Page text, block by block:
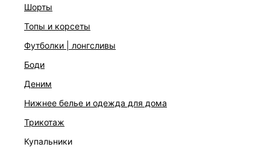
шорты
топы и корсеты
футболки | лонгсливы
боди
деним
нижнее белье и одежда для дома
трикотаж
купальники
Глажение при 110ºС, Профессиональная сухая чистка.
Шифоновая ткань с подкладом
Крой А-силуэта со складками
Средняя посадка
Застежка на скрытую молнию сбоку
Цвет: розовый с цветочным принтом
На модели размер 44. Крой модели соответствует